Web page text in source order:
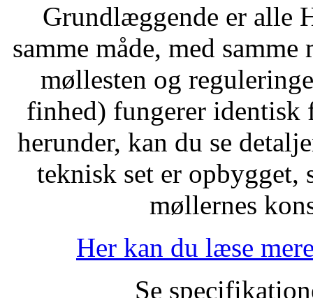
Grundlæggende er alle
samme måde, med
møllesten og
finhed) fungerer identisk
herunder, kan du se
teknisk set er opbygget,
møllernes
Her kan du læse
Se